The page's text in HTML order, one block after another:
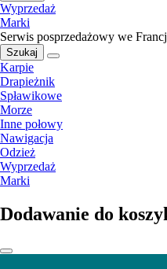
Wyprzedaż
Marki
Serwis posprzedażowy we
Szukaj
Karpie
Drapieżnik
Spławikowe
Morze
Inne połowy
Nawigacja
Odzież
Wyprzedaż
Marki
Dodawanie do